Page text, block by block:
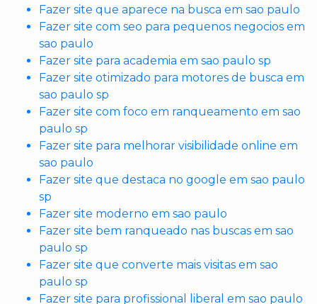
Fazer site que aparece na busca em sao paulo
Fazer site com seo para pequenos negocios em
sao paulo
Fazer site para academia em sao paulo sp
Fazer site otimizado para motores de busca em
sao paulo sp
Fazer site com foco em ranqueamento em sao
paulo sp
Fazer site para melhorar visibilidade online em
sao paulo
Fazer site que destaca no google em sao paulo
sp
Fazer site moderno em sao paulo
Fazer site bem ranqueado nas buscas em sao
paulo sp
Fazer site que converte mais visitas em sao
paulo sp
Fazer site para profissional liberal em sao paulo